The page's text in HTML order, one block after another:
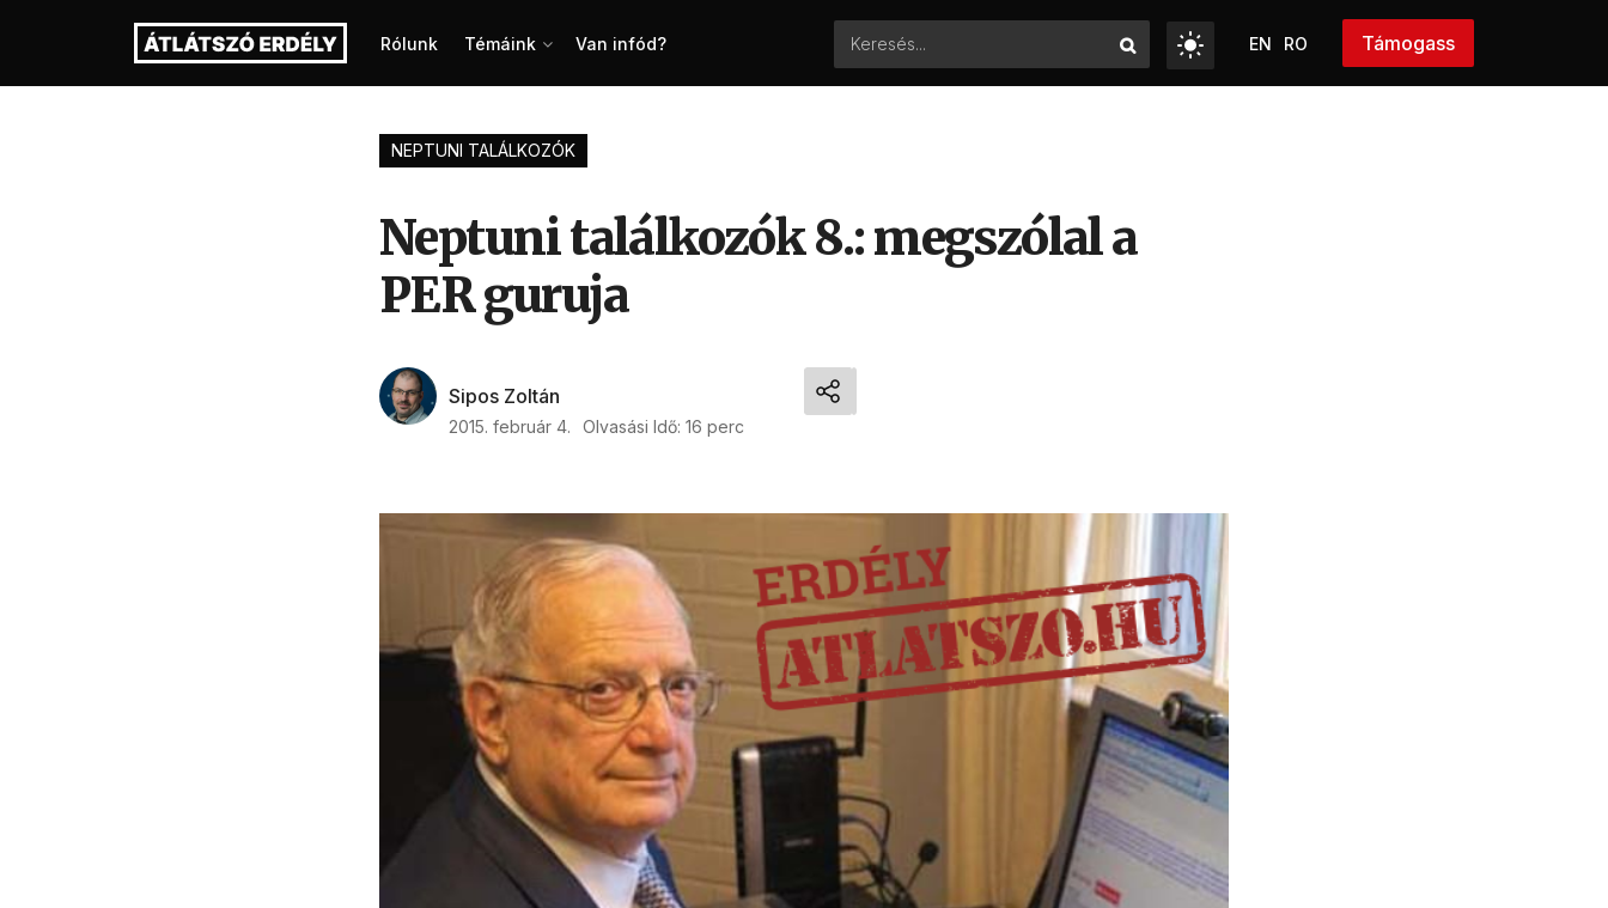
Rólunk Témáink Van infód? EN RO Támogass
NEPTUNI TALÁLKOZÓK
Neptuni találkozók 8.: megszólal a
PER guruja
Sipos Zoltán
2015. február 4. Olvasási Idő: 16 perc